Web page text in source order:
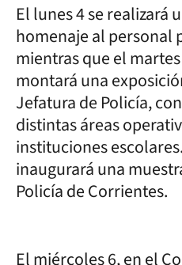
El lunes 4 se realizará
homenaje al personal
mientras que el
montará una
Jefatura de Policía,
distintas áreas
instituciones
inaugurará una
Policía de Corrientes.
El miércoles 6, en el